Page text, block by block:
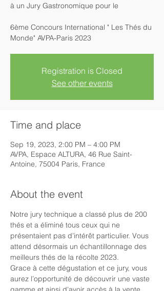
à un Jury Gastronomique pour le
6ème Concours International " Les Thés du
Registration is Closed
See other events
Time and place
Sep 19, 2023, 2:00 PM – 4:00 PM
AVPA, Espace ALTURA, 46 Rue Saint-
Antoine, 75004 Paris, France
About the event
Notre jury technique a classé plus de 200
thés et a éliminé tous ceux qui ne
présentaient pas d’intérêt particulier. Vous
attend désormais un échantillonnage des
meilleurs thés de la récolte 2023.
Grace à cette dégustation et ce jury, vous
aurez l’opportunité de découvrir une vaste